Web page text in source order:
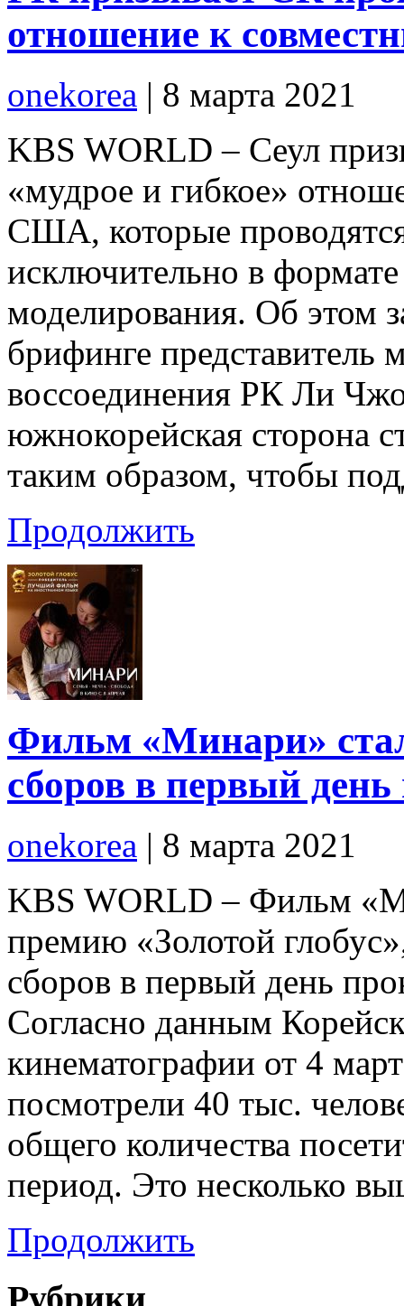
отношение к
onekorea | 8 марта 2021
KBS WORLD – Сеул
«мудрое и гибкое»
США, которые
исключительно в
моделирования. Об этом
брифинге представитель
воссоединения РК Ли
южнокорейская сторона
таким образом, чтобы
Продолжить
Фильм «Минари»
сборов в первый день
onekorea | 8 марта 2021
KBS WORLD – Фильм
премию «Золотой
сборов в первый день
Согласно данным
кинематографии от 4
посмотрели 40 тыс.
общего количества
период. Это несколько
Продолжить